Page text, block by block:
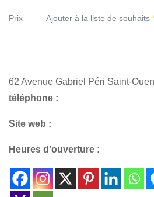
Prix Ajouter à la liste de souhaits
62 Avenue Gabriel Péri Saint-
téléphone :
Site web :
Heures d’ouverture :